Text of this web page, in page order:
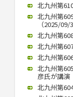
北九州第
北九州第
（2025/09/
北九州第
北九州第
北九州第
北九州第
彦氏が講演
北九州第